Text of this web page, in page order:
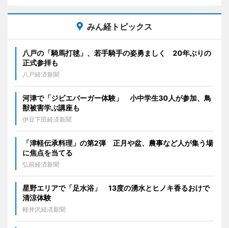
みん経トピックス
八戸の「騎馬打毬」、若手騎手の姿勇ましく 20年ぶりの
正式参拝も
八戸経済新聞
河津で「ジビエバーガー体験」 小中学生30人が参加、鳥
獣被害学ぶ講座も
伊豆下田経済新聞
「津軽伝承料理」の第2弾 正月や盆、農事など人が集う場
に焦点を当てる
弘前経済新聞
星野エリアで「足水浴」 13度の湧水とヒノキ香るおけで
清涼体験
軽井沢経済新聞